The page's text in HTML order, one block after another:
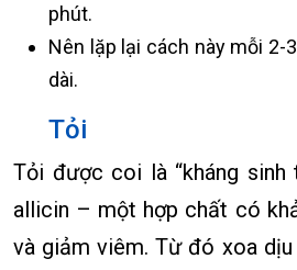
phút.
Nên lặp lại cách này mỗi 2-
dài.
Tỏi
Tỏi được coi là “kháng sinh
allicin – một hợp chất có
và giảm viêm. Từ đó xoa